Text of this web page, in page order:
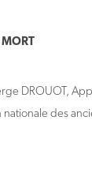
MORT
DROUOT,
des